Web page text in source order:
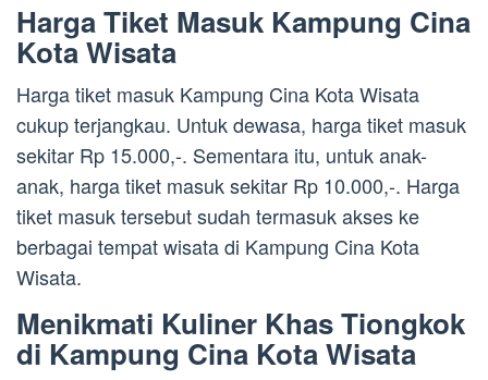
Harga Tiket Masuk Kampung Cina
Kota Wisata
Harga tiket masuk Kampung Cina Kota Wisata
cukup terjangkau. Untuk dewasa, harga tiket masuk
sekitar Rp 15.000,-. Sementara itu, untuk anak-
anak, harga tiket masuk sekitar Rp 10.000,-. Harga
tiket masuk tersebut sudah termasuk akses ke
berbagai tempat wisata di Kampung Cina Kota
Wisata.
Menikmati Kuliner Khas Tiongkok
di Kampung Cina Kota Wisata